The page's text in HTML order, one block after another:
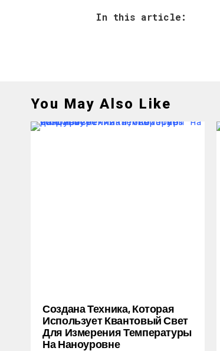
In this article:
You May Also Like
Создана Техника, Которая
Использует Квантовый Свет
Для Измерения Температуры
На Наноуровне